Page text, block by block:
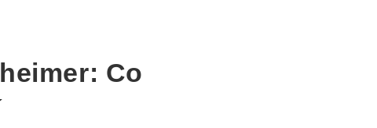
Co